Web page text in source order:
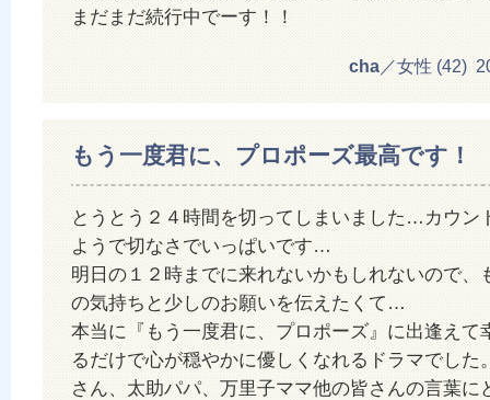
まだまだ続行中でーす！！
cha ／女性 (42)
もう一度君に、プロポーズ最高です！
とうとう２４時間を切ってしまいました…カウン
ようで切なさでいっぱいです…
明日の１２時までに来れないかもしれないので、
の気持ちと少しのお願いを伝えたくて…
本当に『もう一度君に、プロポーズ』に出逢えて
るだけで心が穏やかに優しくなれるドラマでした
さん、太助パパ、万里子ママ他の皆さんの言葉に